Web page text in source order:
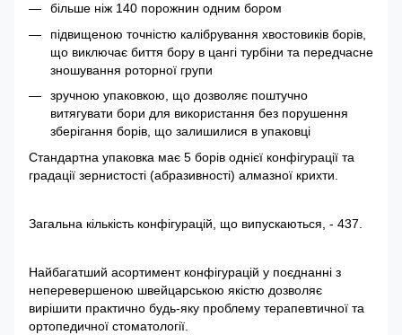
більше ніж 140 порожнин одним бором
підвищеною точністю калібрування хвостовиків борів,
що виключає биття бору в цангі турбіни та передчасне
зношування роторної групи
зручною упаковкою, що дозволяє поштучно
витягувати бори для використання без порушення
зберігання борів, що залишилися в упаковці
Стандартна упаковка має 5 борів однієї конфігурації та
градації зернистості (абразивності) алмазної крихти.
Загальна кількість конфігурацій, що випускаються, - 437.
Найбагатший асортимент конфігурацій у поєднанні з
неперевершеною швейцарською якістю дозволяє
вирішити практично будь-яку проблему терапевтичної та
ортопедичної стоматології.